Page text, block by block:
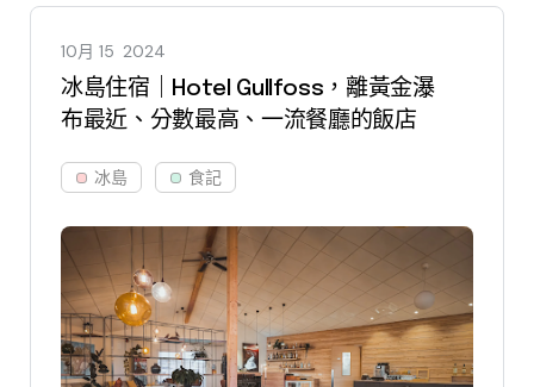
10月 15 2024
冰島住宿｜Hotel Gullfoss，離黃金瀑
布最近、分數最高、一流餐廳的飯店
冰島 食記